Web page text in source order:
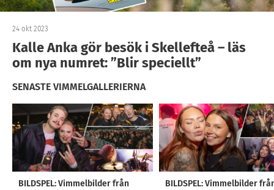
24 okt 2023
Kalle Anka gör besök i Skellefteå – läs
om nya numret: ”Blir speciellt”
SENASTE VIMMELGALLERIERNA
BILDSPEL: Vimmelbilder från
BILDSPEL: Vimmelbilder